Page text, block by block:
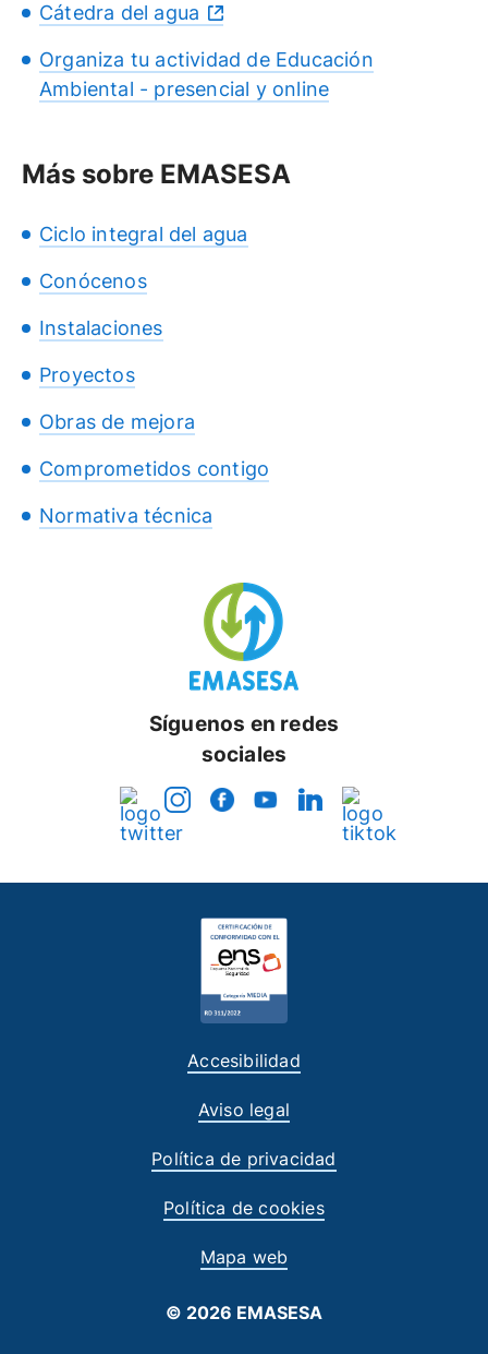
Cátedra del agua
Organiza tu actividad de Educación
Ambiental - presencial y online
Más sobre EMASESA
Ciclo integral del agua
Conócenos
Instalaciones
Proyectos
Obras de mejora
Comprometidos contigo
Normativa técnica
Síguenos en redes
sociales
Accesibilidad
Aviso legal
Política de privacidad
Política de cookies
Mapa web
© 2026 EMASESA